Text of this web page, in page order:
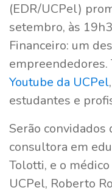
(EDR/UCPel)
setembro, às
Financeiro: um
empreendedores.
Youtube da UCPel
estudantes e
Serão convidados
consultora em
Tolotti, e o
UCPel, Roberto